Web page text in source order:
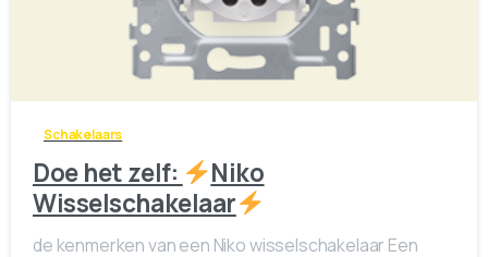
Schakelaars
Doe het zelf:
Niko
Wisselschakelaar
de kenmerken van een Niko wisselschakelaar Een